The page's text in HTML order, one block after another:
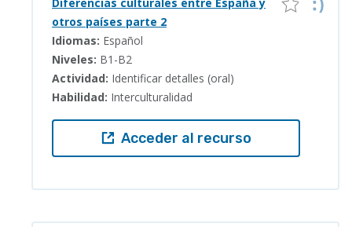
otros países parte 2
Idiomas: Español
Niveles: B1-B2
Actividad: Identificar detalles (oral)
Habilidad: Interculturalidad
Acceder al recurso